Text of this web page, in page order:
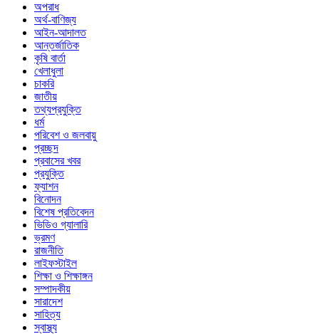
অপরাধ
অর্থ-বাণিজ্য
আইন-আদালত
আন্তর্জাতিক
কৃষি বার্তা
খেলাধুলা
চাকরি
জাতীয়
তথ্যপ্রযুক্তি
ধর্ম
পরিবেশ ও জলবায়ু
প্রচ্ছদ
প্রবাসের খবর
প্রযুক্তি
ফ্যাশন
বিনোদন
বিশেষ প্রতিবেদন
ভিডিও গ্যালারি
ভ্রমণ
রাজনীতি
লাইফস্টাইল
শিক্ষা ও শিক্ষাঙ্গন
সম্পাদকীয়
সারাদেশ
সাহিত্য
স্বাস্থ্য